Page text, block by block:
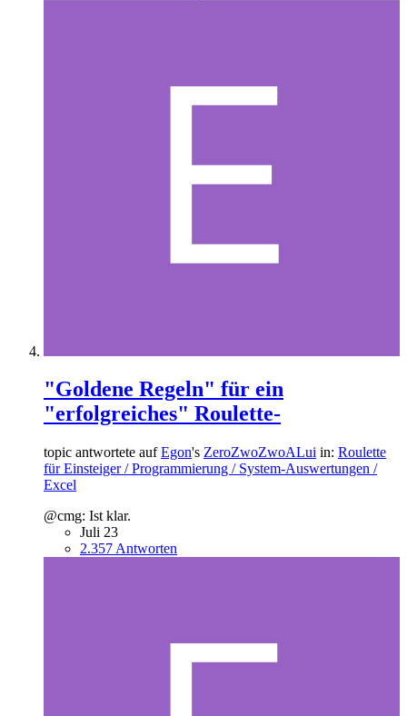
"Goldene Regeln" für ein
"erfolgreiches" Roulette-
topic antwortete aufEgon's ZeroZwoZwoALui in: Roulette
für Einsteiger / Programmierung / System-Auswertungen /
Excel
@cmg: Ist klar.
Juli 23
2.357 Antworten